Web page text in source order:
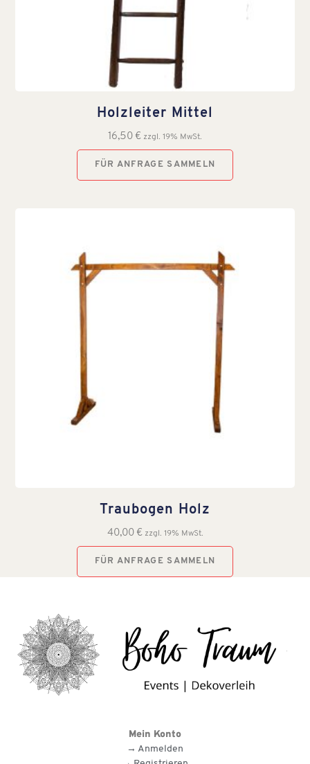
Holzleiter Mittel
16,50 € zzgl. 19% MwSt.
FÜR ANFRAGE SAMMELN
Traubogen Holz
40,00 € zzgl. 19% MwSt.
FÜR ANFRAGE SAMMELN
Mein Konto
→ Anmelden